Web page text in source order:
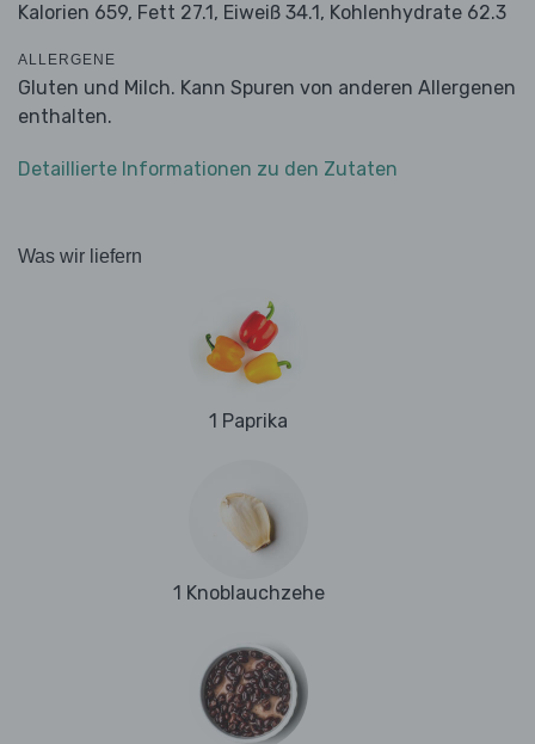
Kalorien 659, Fett 27.1, Eiweiß 34.1, Kohlenhydrate 62.3
ALLERGENE
Gluten und Milch. Kann Spuren von anderen Allergenen
enthalten.
Detaillierte Informationen zu den Zutaten
Was wir liefern
1 Paprika
1 Knoblauchzehe